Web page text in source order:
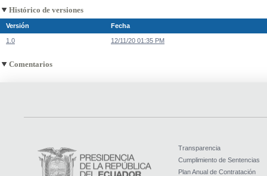
Histórico de versiones
Versión Fecha
1.0 12/11/20 01:35 PM
Comentarios
Transparencia
Cumplimiento de Sentencias
Plan Anual de Contratación